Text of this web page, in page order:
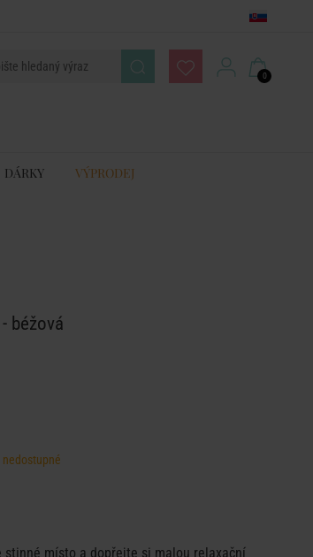
0
DÁRKY VÝPRODEJ
béžová
stinné místo a dopřejte si malou relaxační